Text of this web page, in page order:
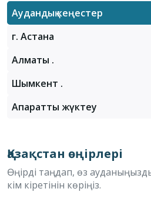
Аудандық кеңестер
г. Астана
Алматы қ.
Шымкент қ.
Ақпаратты жүктеу
Қазақстан өңірлері
Өңірді таңдап, өз
кім кіретінін көріңіз.